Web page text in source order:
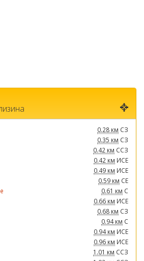
0.28 км СЗ
0.35 км СЗ
0.42 км ССЗ
0.42 км ИСЕ
0.49 км ИСЕ
0.59 км СЕ
0.61 км С
0.66 км ИСЕ
0.68 км СЗ
0.94 км С
0.94 км ИСЕ
0.96 км ИСЕ
1.01 км ССЗ